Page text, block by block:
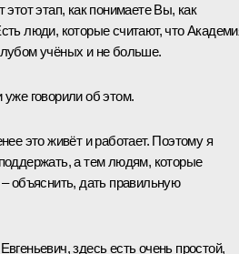
этот этап, как понимаете Вы, как
люди, которые считают, что
учёных и не больше.
говорили об этом.
это живёт и работает. Поэтому я
а тем людям, которые
объяснить, дать правильную
здесь есть очень простой,